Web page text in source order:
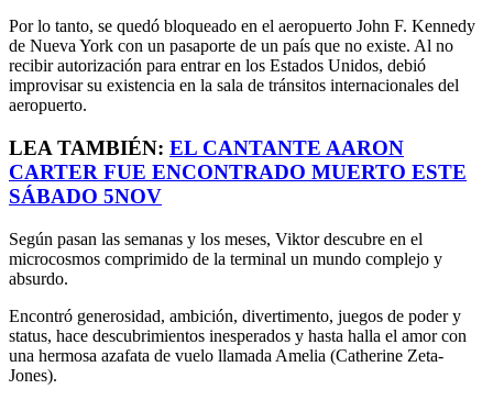
Por lo tanto, se quedó bloqueado en el aeropuerto John F. Kennedy
de Nueva York con un pasaporte de un país que no existe. Al no
recibir autorización para entrar en los Estados Unidos, debió
improvisar su existencia en la sala de tránsitos internacionales del
aeropuerto.
LEA TAMBIÉN: EL CANTANTE AARON
CARTER FUE ENCONTRADO MUERTO ESTE
SÁBADO 5NOV
Según pasan las semanas y los meses, Viktor descubre en el
microcosmos comprimido de la terminal un mundo complejo y
absurdo.
Encontró generosidad, ambición, divertimento, juegos de poder y
status, hace descubrimientos inesperados y hasta halla el amor con
una hermosa azafata de vuelo llamada Amelia (Catherine Zeta-
Jones).